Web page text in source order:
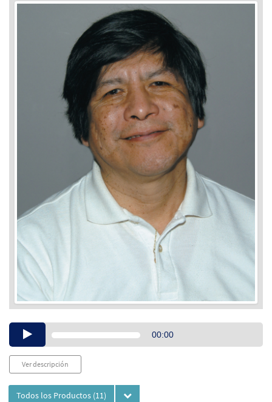
Audio00:00
Ver descripción
Todos los Productos (11)